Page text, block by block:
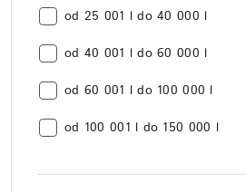
[litr]:
objętość
[litr]:
od 25 001 l do 40 000 l
objętość
[litr]:
od 40 001 l do 60 000 l
objętość
[litr]:
od 60 001 l do 100 000 l
objętość
od 100 001 l do 150 000 l